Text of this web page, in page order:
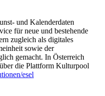
und Kalenderdaten
für neue und bestehende
zugleich als digitales
sowie der
gemacht. In Österreich
die Plattform Kulturpool
esel